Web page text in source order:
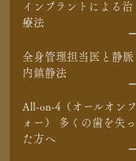
インプラントによる治
療法
全身管理担当医と静脈
内鎮静法
All-on-4（オールオンフ
ォー） 多くの歯を失っ
た方へ